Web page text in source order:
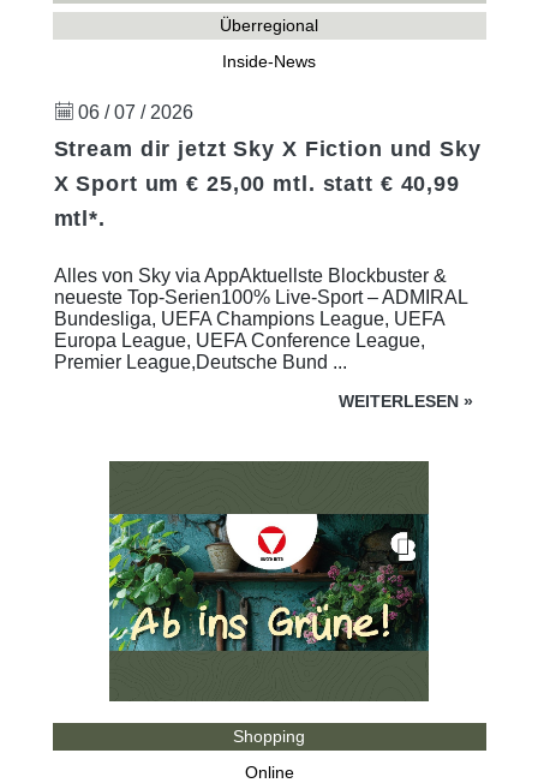
Überregional
Inside-News
06 / 07 / 2026
Stream dir jetzt Sky X Fiction und Sky
X Sport um € 25,00 mtl. statt € 40,99
mtl*.
Alles von Sky via AppAktuellste Blockbuster &
neueste Top-Serien100% Live-Sport – ADMIRAL
Bundesliga, UEFA Champions League, UEFA
Europa League, UEFA Conference League,
Premier League,Deutsche Bund ...
WEITERLESEN »
Shopping
Online